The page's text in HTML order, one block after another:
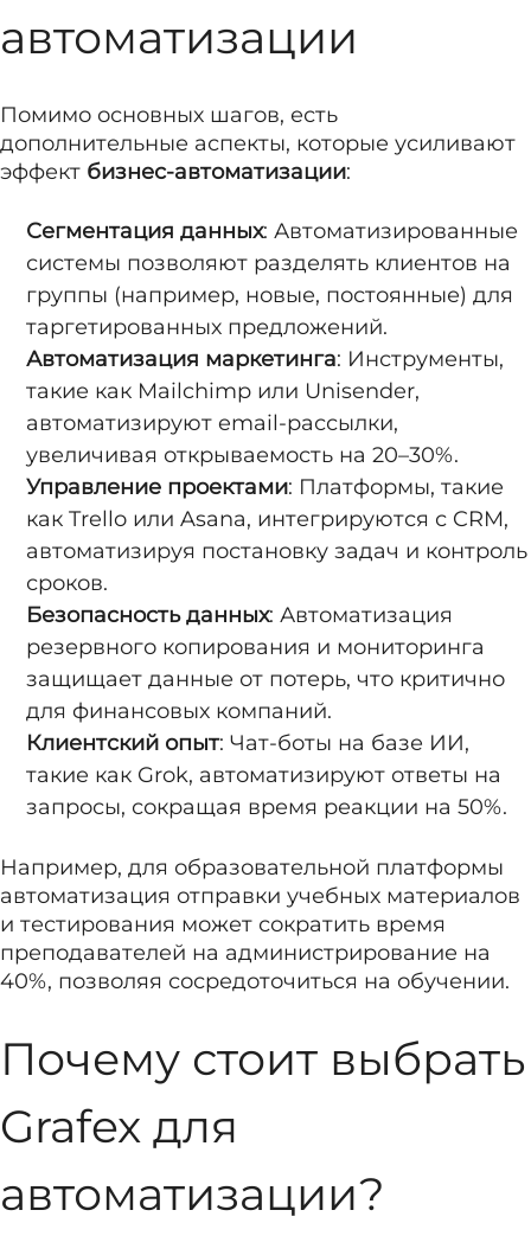
автоматизации
Помимо основных шагов, есть
дополнительные аспекты, которые усиливают
эффект бизнес-автоматизации:
Сегментация данных: Автоматизированные
системы позволяют разделять клиентов на
группы (например, новые, постоянные) для
таргетированных предложений.
Автоматизация маркетинга: Инструменты,
такие как Mailchimp или Unisender,
автоматизируют email-рассылки,
увеличивая открываемость на 20–30%.
Управление проектами: Платформы, такие
как Trello или Asana, интегрируются с CRM,
автоматизируя постановку задач и контроль
сроков.
Безопасность данных: Автоматизация
резервного копирования и мониторинга
защищает данные от потерь, что критично
для финансовых компаний.
Клиентский опыт: Чат-боты на базе ИИ,
такие как Grok, автоматизируют ответы на
запросы, сокращая время реакции на 50%.
Например, для образовательной платформы
автоматизация отправки учебных материалов
и тестирования может сократить время
преподавателей на администрирование на
40%, позволяя сосредоточиться на обучении.
Почему стоит выбрать
Grafex для
автоматизации?